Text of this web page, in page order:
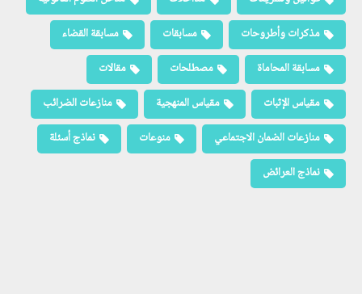
مذكرات وأطروحات
مسابقات
مسابقة القضاء
مسابقة المحاماة
مصطلحات
مقالات
مقياس الإثبات
مقياس المنهجية
منازعات الضرائب
منازعات الضمان الاجتماعي
منوعات
نماذج أسئلة
نماذج العرائض